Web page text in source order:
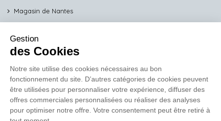
Magasin de Nantes
Magasin de Vannes
Magasin d'Orléans
COMPTOIR PRO
work
Comptoir des Lustres vous propose ses services dédiés aux
Gestion
des Cookies
Notre site utilise des cookies nécessaires au bon
fonctionnement du site. D’autres catégories de cookies peuvent
être utilisées pour personnaliser votre expérience, diffuser des
offres commerciales personnalisées ou réaliser des analyses
pour optimiser notre offre. Votre consentement peut être retiré à